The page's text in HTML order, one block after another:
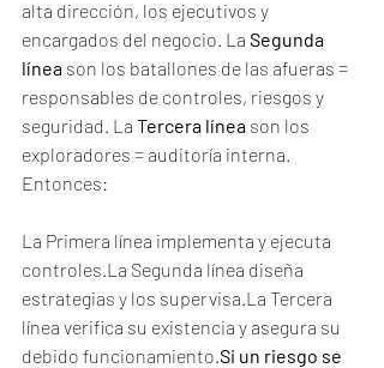
alta dirección, los ejecutivos y
encargados del negocio. La Segunda
línea son los batallones de las afueras =
responsables de controles, riesgos y
seguridad. La Tercera línea son los
exploradores = auditoría interna.
Entonces:
La Primera línea implementa y ejecuta
controles.La Segunda línea diseña
estrategias y los supervisa.La Tercera
línea verifica su existencia y asegura su
debido funcionamiento. Si un riesgo se